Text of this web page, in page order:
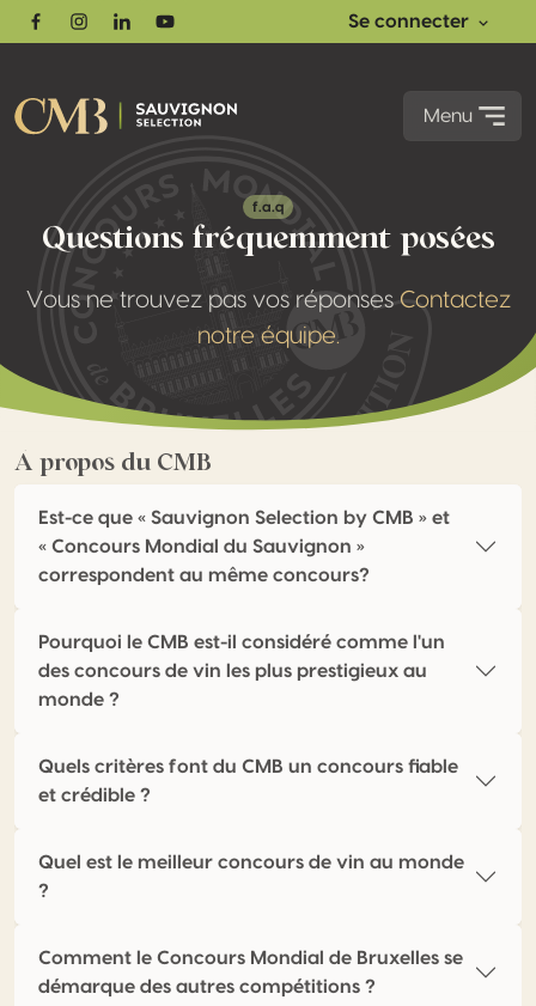
FacebookInstagram
LinkedinYoutube
Se connecter
Menu
f.a.q
Questions fréquemment posées
Vous ne trouvez pas vos réponses Contactez
notre équipe.
À propos du CMB
Est-ce que « Sauvignon Selection by CMB » et
« Concours Mondial du Sauvignon »
correspondent au même concours?
Pourquoi le CMB est-il considéré comme l'un
des concours de vin les plus prestigieux au
monde ?
Quels critères font du CMB un concours fiable
et crédible ?
Quel est le meilleur concours de vin au monde
?
Comment le Concours Mondial de Bruxelles se
démarque des autres compétitions ?